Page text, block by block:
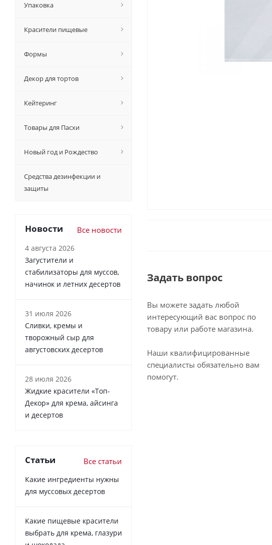
Задать вопрос
Вы можете задать любой
интересующий вас вопрос по
товару или работе магазина.
Наши квалифицированные
специалисты обязательно вам
помогут.
Упаковка
Красители пищевые
Формы
Декор для тортов
Кейтеринг
Товары для Пасхи
Новый год и Рождество
Средства дезинфекции и
защиты
Новости Все новости
4 августа 2026
Загустители и
стабилизаторы для муссов,
начинок и летних десертов
31 июля 2026
Сливки, кремы и
творожный сыр для
августовских десертов
28 июля 2026
Жидкие красители «Топ-
Декор» для крема, айсинга
и десертов
Статьи Все статьи
Какие ингредиенты нужны
для муссовых десертов
Какие пищевые красители
выбрать для крема, глазури